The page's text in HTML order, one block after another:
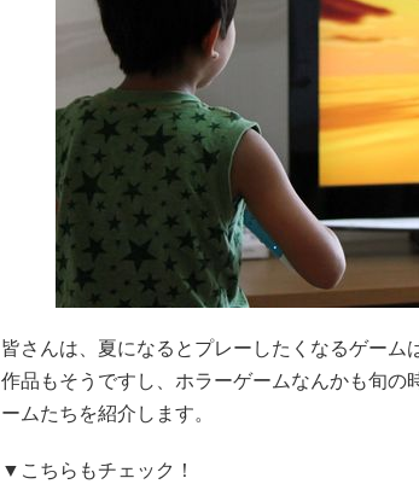
皆さんは、夏になるとプレーしたくなるゲー
作品もそうですし、ホラーゲームなんかも旬
ームたちを紹介します。
▼こちらもチェック！